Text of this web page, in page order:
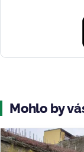
Mohlo by